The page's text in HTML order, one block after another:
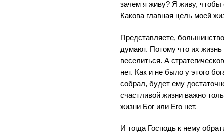
зачем я живу? Я живу,
Какова главная цель моей
Представляете,
думают. Потому что их
веселиться. А
нет. Как и не было у этого
собрал, будет ему
счастливой жизни важно
жизни Бог или Его нет.
И тогда Господь к нему